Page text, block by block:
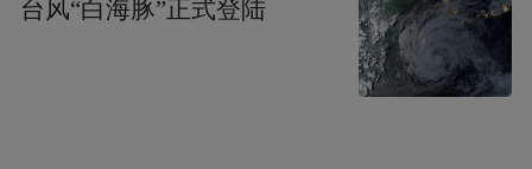
台风“白海豚”正式登陆